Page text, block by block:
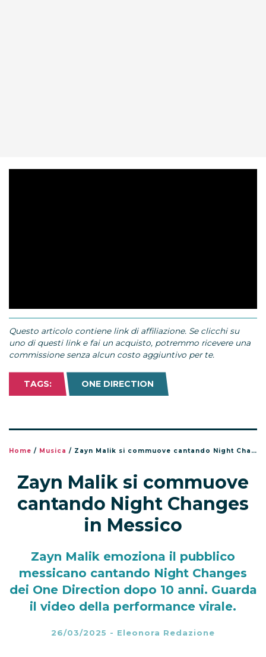
Questo articolo contiene link di affiliazione. Se clicchi su
uno di questi link e fai un acquisto, potremmo ricevere una
commissione senza alcun costo aggiuntivo per te.
TAGS: ONE DIRECTION
Home / Musica / Zayn Malik si commuove cantando Night Changes in Messico
Zayn Malik si commuove
cantando Night Changes
in Messico
Zayn Malik emoziona il pubblico
messicano cantando Night Changes
dei One Direction dopo 10 anni. Guarda
il video della performance virale.
26/03/2025 - Eleonora Redazione